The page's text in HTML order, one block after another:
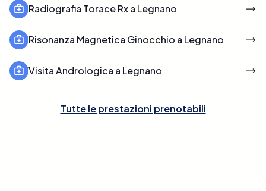
Radiografia Torace Rx a Legnano
Risonanza Magnetica Ginocchio a Legnano
Visita Andrologica a Legnano
Tutte le prestazioni prenotabili